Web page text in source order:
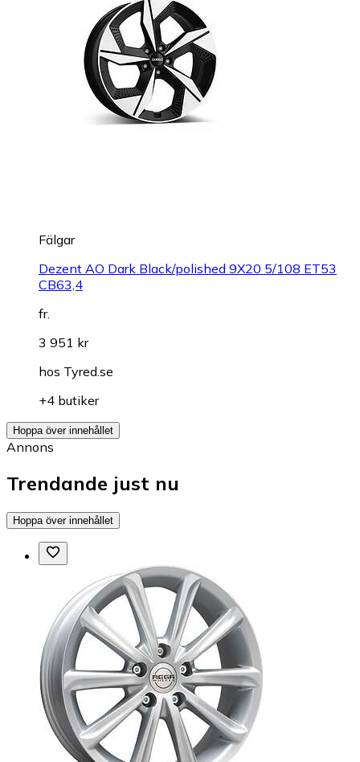
Fälgar
Dezent AO Dark Black/polished 9X20 5/108 ET53
CB63,4
fr.
3 951 kr
hos Tyred.se
+4 butiker
Hoppa över innehållet
Annons
Trendande just nu
Hoppa över innehållet